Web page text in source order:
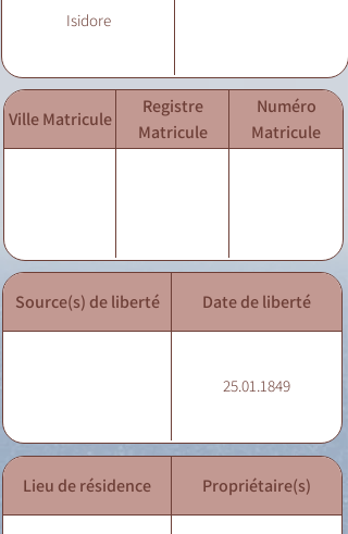
Isidore
Ville Matricule
Registre
Matricule
Numéro
Matricule
Source(s) de liberté Date de liberté
25.01.1849
Lieu de résidence Propriétaire(s)